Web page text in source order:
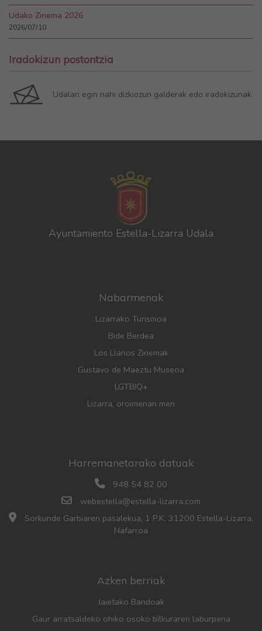
Udako Zinema 2026
2026/07/10
Iradokizun postontzia
Udalari egin nahi dizkiozun galderak edo iradokizunak
Ayuntamiento Estella-Lizarra Udala
Nabarmenak
Lizarrako Turismoa
Bide Berdea
Los Llanos Zinemak
Gustavo de Maeztu Museoa
LGTBIQ+
Lizarra, oroimenari men
Harremanetarako datuak
948 54 82 00
webestella@estella-lizarra.com
Sorkunde Garbiaren pasalekua, 1 P.K. 31200 Estella-Lizarra,
Nafarroa
Azken berriak
Jaietako Bandoak
Gaur arratsaldeko ohiko osoko bilkuraren laburpena